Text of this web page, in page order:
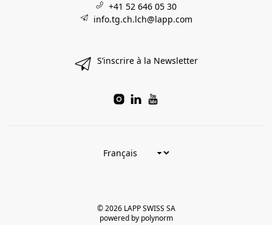
+41 52 646 05 30
info.tg.ch.lch@lapp.com
S’inscrire à la Newsletter
© 2026 LAPP SWISS SA
powered by polynorm